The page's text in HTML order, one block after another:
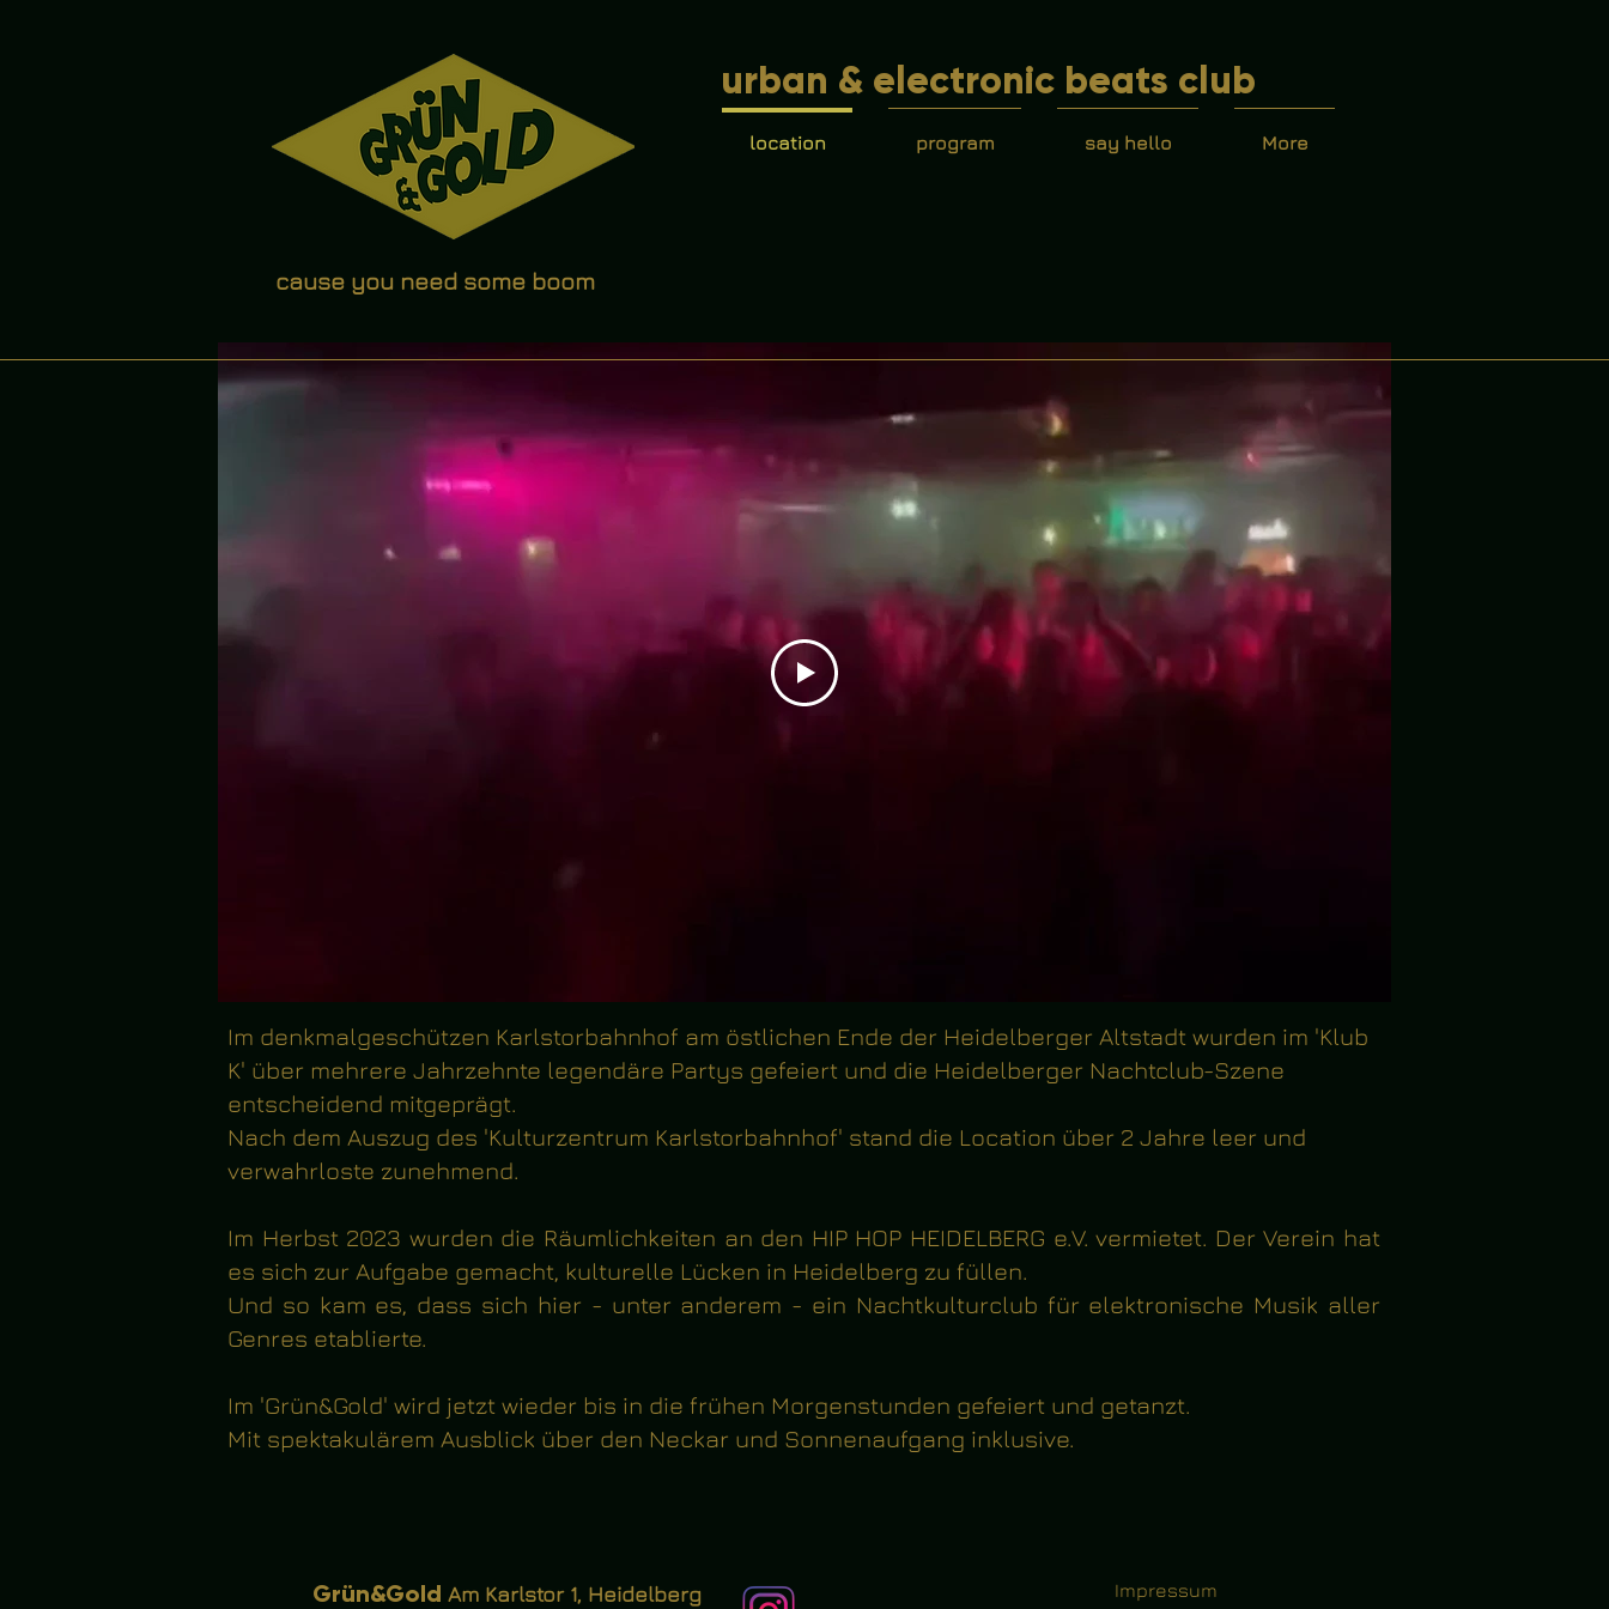
urban & electronic beats club
location program say hello More
cause you need some boom
Im denkmalgeschützen Karlstorbahnhof am östlichen Ende der Heidelberger Altstadt wurden im 'Klub
K' über mehrere Jahrzehnte legendäre Partys gefeiert und die Heidelberger Nachtclub-Szene
entscheidend mitgeprägt.
Nach dem Auszug des 'Kulturzentrum Karlstorbahnhof' stand die Location über 2 Jahre leer und
verwahrloste zunehmend.
Im Herbst 2023 wurden die Räumlichkeiten an den HIP HOP HEIDELBERG e.V. vermietet. Der Verein hat
es sich zur Aufgabe gemacht, kulturelle Lücken in Heidelberg zu füllen.
Und so kam es, dass sich hier - unter anderem - ein Nachtkulturclub für elektronische Musik aller
Genres etablierte.
Im 'Grün&Gold' wird jetzt wieder bis in die frühen Morgenstunden gefeiert und getanzt.
Mit spektakulärem Ausblick über den Neckar und Sonnenaufgang inklusive.
Grün&Gold Am Karlstor 1, Heidelberg Impressum